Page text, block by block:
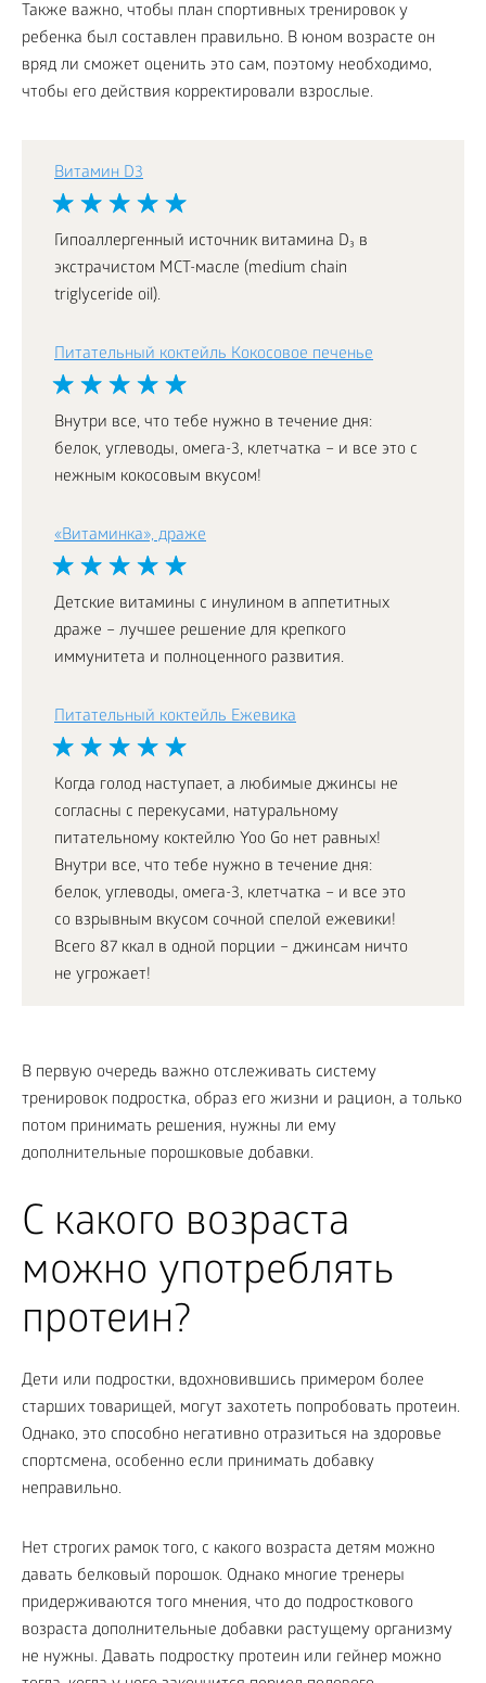
Также важно, чтобы план спортивных тренировок у
ребенка был составлен правильно. В юном возрасте он
вряд ли сможет оценить это сам, поэтому необходимо,
чтобы его действия корректировали взрослые.
Витамин D3
Гипоаллергенный источник витамина D₃ в
экстрачистом МСТ-масле (medium chain
triglyceride oil).
Питательный коктейль Кокосовое печенье
Внутри все, что тебе нужно в течение дня:
белок, углеводы, омега-3, клетчатка – и все это с
нежным кокосовым вкусом!
«Витаминка», драже
Детские витамины с инулином в аппетитных
драже – лучшее решение для крепкого
иммунитета и полноценного развития.
Питательный коктейль Ежевика
Когда голод наступает, а любимые джинсы не
согласны с перекусами, натуральному
питательному коктейлю Yoo Go нет равных!
Внутри все, что тебе нужно в течение дня:
белок, углеводы, омега-3, клетчатка – и все это
со взрывным вкусом сочной спелой ежевики!
Всего 87 ккал в одной порции – джинсам ничто
не угрожает!
В первую очередь важно отслеживать систему
тренировок подростка, образ его жизни и рацион, а только
потом принимать решения, нужны ли ему
дополнительные порошковые добавки.
С какого возраста
можно употреблять
протеин?
Дети или подростки, вдохновившись примером более
старших товарищей, могут захотеть попробовать протеин.
Однако, это способно негативно отразиться на здоровье
спортсмена, особенно если принимать добавку
неправильно.
Нет строгих рамок того, с какого возраста детям можно
давать белковый порошок. Однако многие тренеры
придерживаются того мнения, что до подросткового
возраста дополнительные добавки растущему организму
не нужны. Давать подростку протеин или гейнер можно